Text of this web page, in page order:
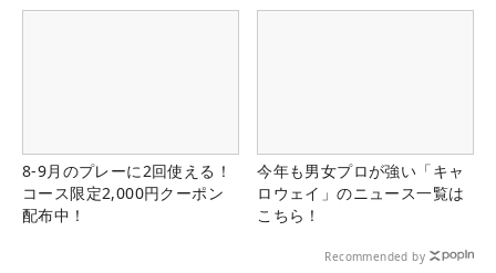
8-9月のプレーに2回使える！
コース限定2,000円クーポン
配布中！
今年も男女プロが強い「キャ
ロウェイ」のニュース一覧は
こちら！
Recommended by